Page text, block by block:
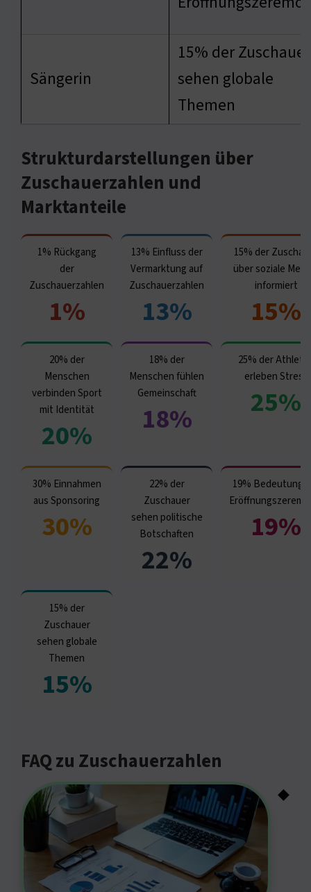
Sängerin
15% der Zuschauer
sehen globale
Themen
Strukturdarstellungen über
Zuschauerzahlen und
Marktanteile
1% Rückgang
der
Zuschauerzahlen
1%
13% Einfluss der
Vermarktung auf
Zuschauerzahlen
13%
15% der
über soziale
informiert
15%
20% der
Menschen
verbinden Sport
mit Identität
20%
18% der
Menschen fühlen
Gemeinschaft
18%
25% der
erleben Stress
25%
30% Einnahmen
aus Sponsoring
30%
22% der
Zuschauer
sehen politische
Botschaften
22%
19% Bedeutung
19%
15% der
Zuschauer
sehen globale
Themen
15%
FAQ zu Zuschauerzahlen
◆